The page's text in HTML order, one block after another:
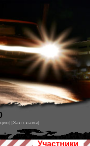
] [Зал славы]
Участники